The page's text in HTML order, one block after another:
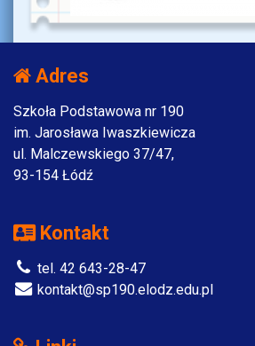
Adres
Szkoła Podstawowa nr 190
im. Jarosława Iwaszkiewicza
ul. Malczewskiego 37/47,
93-154 Łódź
Kontakt
tel. 42 643-28-47
kontakt@sp190.elodz.edu.pl